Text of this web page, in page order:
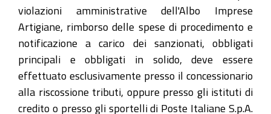
violazioni amministrative dell'Albo Imprese
Artigiane, rimborso delle spese di procedimento e
notificazione a carico dei sanzionati, obbligati
principali e obbligati in solido, deve essere
effettuato esclusivamente presso il concessionario
alla riscossione tributi, oppure presso gli istituti di
credito o presso gli sportelli di Poste Italiane S.p.A.